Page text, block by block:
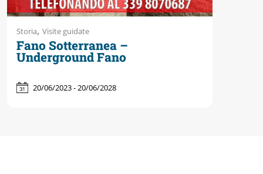
Storia, Visite guidate
Fano Sotterranea –
Underground Fano
20/06/2023 - 20/06/2028